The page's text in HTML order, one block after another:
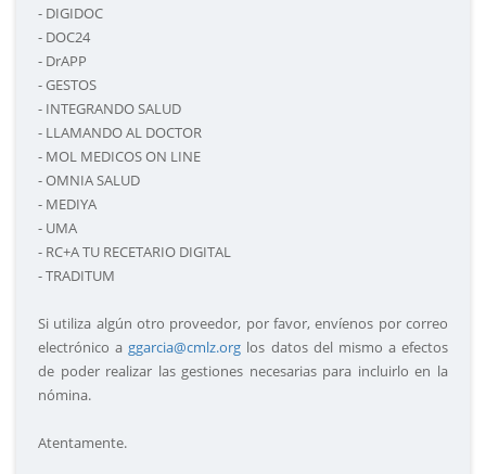
- DIGIDOC
- DOC24
- DrAPP
- GESTOS
- INTEGRANDO SALUD
- LLAMANDO AL DOCTOR
- MOL MEDICOS ON LINE
- OMNIA SALUD
- MEDIYA
- UMA
- RC+A TU RECETARIO DIGITAL
- TRADITUM
Si utiliza algún otro proveedor, por favor, envíenos por correo
electrónico a ggarcia@cmlz.org los datos del mismo a efectos
de poder realizar las gestiones necesarias para incluirlo en la
nómina.
Atentamente.